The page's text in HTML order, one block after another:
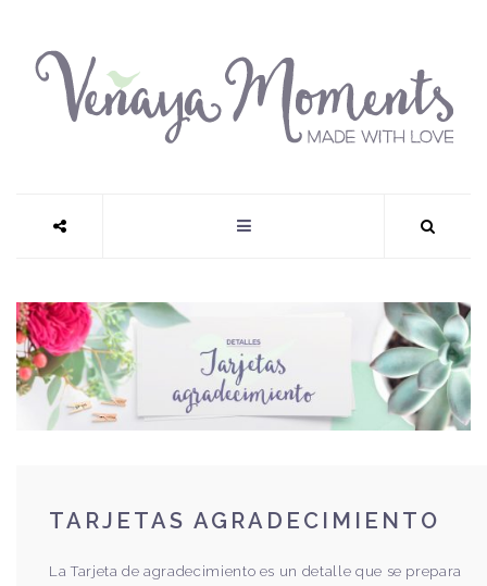
TARJETAS AGRADECIMIENTO
La Tarjeta de agradecimiento es un detalle que se prepara